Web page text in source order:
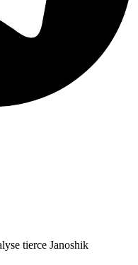
tierce Janoshik